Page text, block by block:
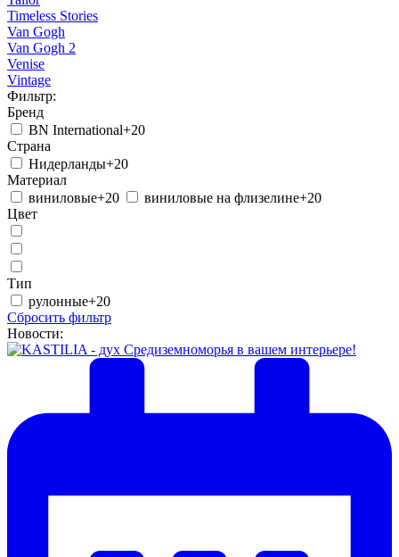
Timeless Stories
Van Gogh
Van Gogh 2
Venise
Vintage
Фильтр:
Бренд
BN International+20
Страна
Нидерланды+20
Материал
виниловые+20 виниловые на флизелине+20
Цвет
Тип
рулонные+20
Сбросить фильтр
Новости: